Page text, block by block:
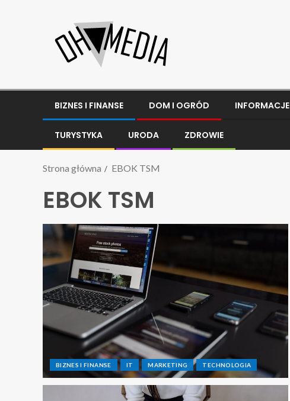
BIZNES I FINANSE DOM I OGRÓD INFORMACJE
TURYSTYKA URODA ZDROWIE
Strona główna EBOK TSM
EBOK TSM
BIZNES I FINANSE IT MARKETING TECHNOLOGIA